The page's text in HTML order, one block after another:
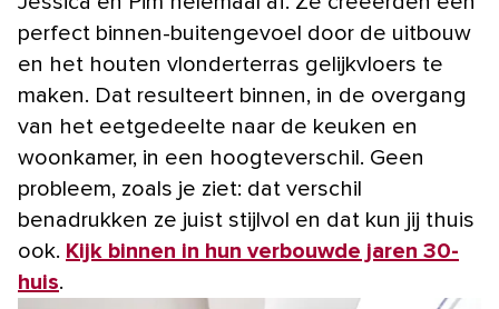
perfect binnen-buitengevoel door de uitbouw
en het houten vlonderterras gelijkvloers te
maken. Dat resulteert binnen, in de overgang
van het eetgedeelte naar de keuken en
woonkamer, in een hoogteverschil. Geen
probleem, zoals je ziet: dat verschil
benadrukken ze juist stijlvol en dat kun jij thuis
ook. Kijk binnen in hun verbouwde jaren 30-
huis.